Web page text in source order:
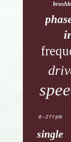
0-27rpm
single